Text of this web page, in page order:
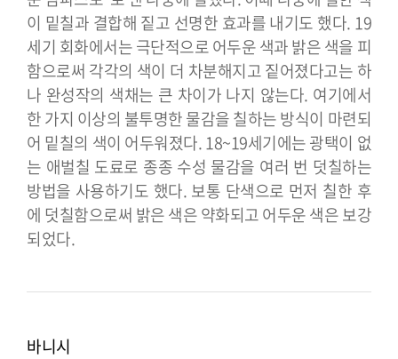
이 밑칠과 결합해 짙고 선명한 효과를 내기도 했다. 19
세기 회화에서는 극단적으로 어두운 색과 밝은 색을 피
함으로써 각각의 색이 더 차분해지고 짙어졌다고는 하
나 완성작의 색채는 큰 차이가 나지 않는다. 여기에서
한 가지 이상의 불투명한 물감을 칠하는 방식이 마련되
어 밑칠의 색이 어두워졌다. 18~19세기에는 광택이 없
는 애벌칠 도료로 종종 수성 물감을 여러 번 덧칠하는
방법을 사용하기도 했다. 보통 단색으로 먼저 칠한 후
에 덧칠함으로써 밝은 색은 약화되고 어두운 색은 보강
되었다.
바니시